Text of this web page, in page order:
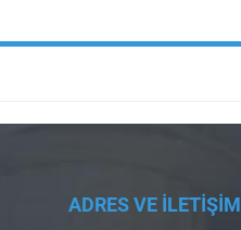
ADRES VE İLETİŞİM